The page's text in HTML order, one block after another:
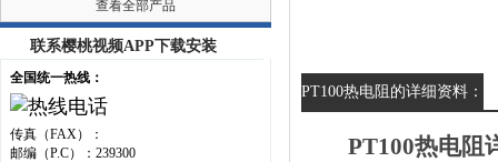
查看全部产品
联系樱桃视频APP下载安装
全国统一热线：
传真（FAX）：
邮编（P.C）：239300
PT100热电阻的详细资料：
PT100热电阻详